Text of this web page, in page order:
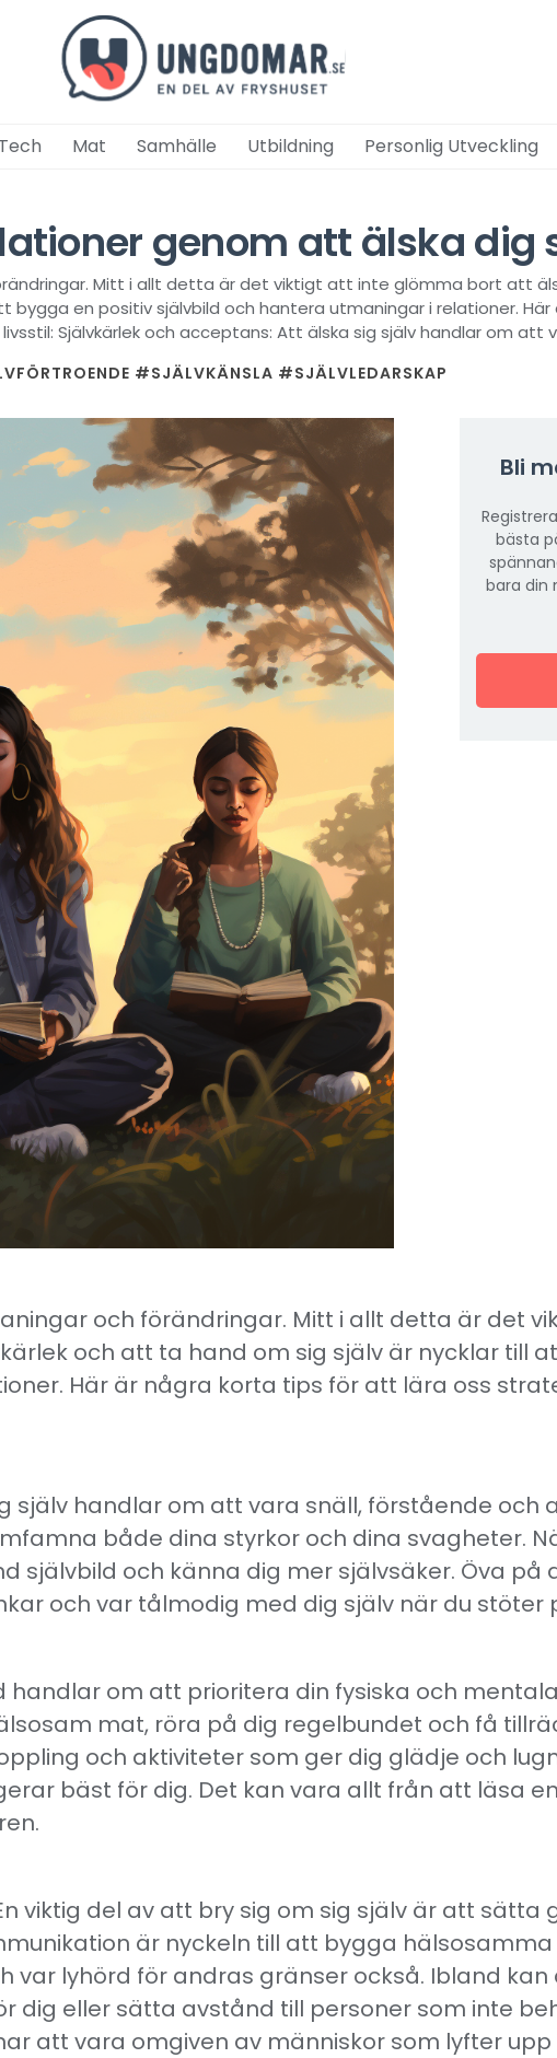
Tech Mat Samhälle Utbildning Personlig Utveckling
genom att älska dig
Mitt i allt detta är det viktigt att inte glömma bort att
bygga en positiv självbild och hantera utmaningar i relationer.
Självkärlek och acceptans: Att älska sig själv handlar om att
#SJÄLVKÄNSLA #SJÄLVLEDARSKAP
Bli
bästa
bara din
och förändringar. Mitt i allt detta är det
och att ta hand om sig själv är nycklar till
Här är några korta tips för att lära oss
själv handlar om att vara snäll, förstående
både dina styrkor och dina svagheter.
självbild och känna dig mer självsäker. Öva på
och var tålmodig med dig själv när du stöter
handlar om att prioritera din fysiska och
mat, röra på dig regelbundet och få
och aktiviteter som ger dig glädje och
bäst för dig. Det kan vara allt från att läsa
viktig del av att bry sig om sig själv är att sätta
är nyckeln till att bygga
var lyhörd för andras gränser också. Ibland
dig eller sätta avstånd till personer som inte
att vara omgiven av människor som lyfter upp